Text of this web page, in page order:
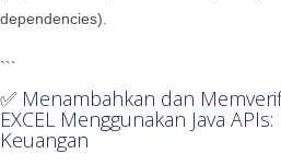
dependencies).
```
✅ Menambahkan dan
EXCEL Menggunakan Java
Keuangan